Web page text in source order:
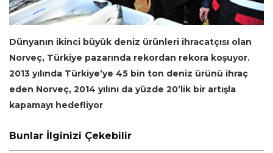
Dünyanın ikinci büyük deniz ürünleri ihracatçısı olan
Norveç, Türkiye pazarında rekordan rekora koşuyor.
2013 yılında Türkiye’ye 45 bin ton deniz ürünü ihraç
eden Norveç, 2014 yılını da yüzde 20’lik bir artışla
kapamayı hedefliyor
Bunlar İlginizi Çekebilir